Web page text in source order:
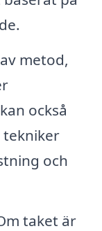
metod,
också
tekniker
och
taket är